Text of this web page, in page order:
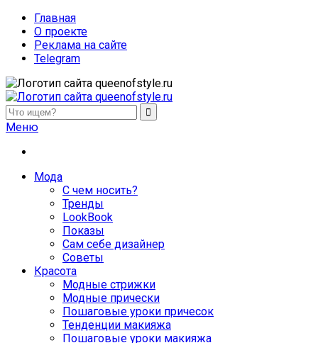
Главная
О проекте
Реклама на сайте
Telegram
queenofstyle.ru
Женский сайт о моде и красоте. Истории преображения и
похудения, отзывы о процедурах и косметике
Меню
Мода
С чем носить?
Тренды
LookBook
Показы
Сам себе дизайнер
Советы
Красота
Модные стрижки
Модные прически
Пошаговые уроки причесок
Тенденции макияжа
Пошаговые уроки макияжа